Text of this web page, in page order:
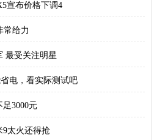
宣布价格下调4
常给力
最受关注明星
电，看实际测试吧
足3000元
9太火还得抢